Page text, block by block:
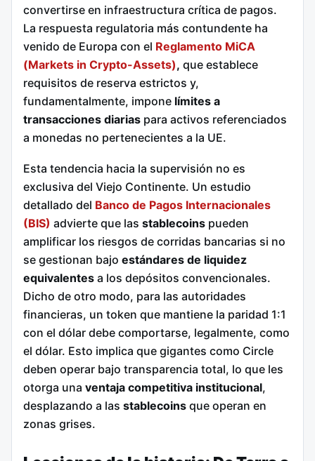
convertirse en infraestructura crítica de pagos.
La respuesta regulatoria más contundente ha
venido de Europa con el Reglamento MiCA
(Markets in Crypto-Assets), que establece
requisitos de reserva estrictos y,
fundamentalmente, impone límites a
transacciones diarias para activos referenciados
a monedas no pertenecientes a la UE.
Esta tendencia hacia la supervisión no es
exclusiva del Viejo Continente. Un estudio
detallado del Banco de Pagos Internacionales
(BIS) advierte que las stablecoins pueden
amplificar los riesgos de corridas bancarias si no
se gestionan bajo estándares de liquidez
equivalentes a los depósitos convencionales.
Dicho de otro modo, para las autoridades
financieras, un token que mantiene la paridad 1:1
con el dólar debe comportarse, legalmente, como
el dólar. Esto implica que gigantes como Circle
deben operar bajo transparencia total, lo que les
otorga una ventaja competitiva institucional,
desplazando a las stablecoins que operan en
zonas grises.